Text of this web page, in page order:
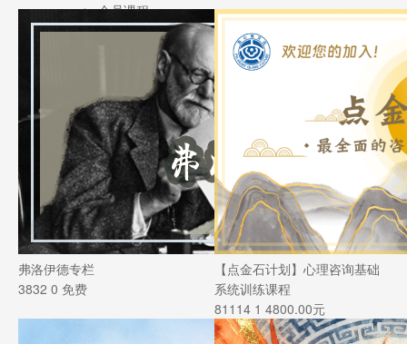
会员课程
小组
东方心理分析研究院
广东省心理分析研究会
弗洛伊德专栏
3832 0 免费
【点金石计划】心理咨询基础
系统训练课程
81114 1 4800.00元